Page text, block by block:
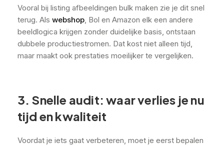
Vooral bij listing afbeeldingen bulk maken zie je dit snel
terug. Als webshop, Bol en Amazon elk een andere
beeldlogica krijgen zonder duidelijke basis, ontstaan
dubbele productiestromen. Dat kost niet alleen tijd,
maar maakt ook prestaties moeilijker te vergelijken.
3. Snelle audit: waar verlies je nu
tijd en kwaliteit
Voordat je iets gaat verbeteren, moet je eerst bepalen